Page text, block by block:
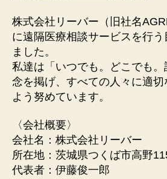
株式会社リーバー（旧社名
に遠隔医療相談サービスを行
ました。
私達は「いつでも。どこでも
念を掲げ、すべての人々に適
よう努めています。
〈会社概要〉
会社名：株式会社リーバー
所在地：茨城県つくば市高野
代表者：伊藤俊一郎